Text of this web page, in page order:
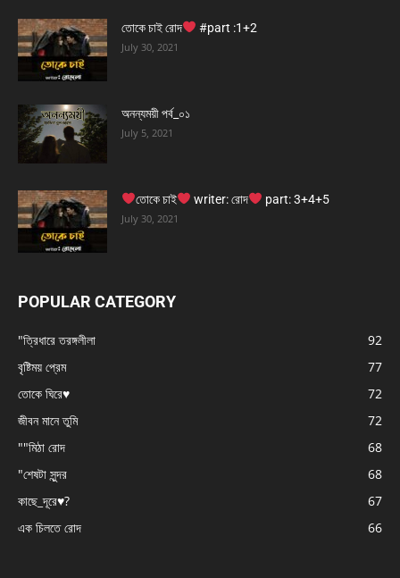
তোকে চাই রোদ #part :1+2
July 30, 2021
অনন্যময়ী পর্ব_০১
July 5, 2021
তোকে চাই writer: রোদ part: 3+4+5
July 30, 2021
POPULAR CATEGORY
"ত্রিধারে তরঙ্গলীলা
92
বৃষ্টিময় প্রেম
77
তোকে ঘিরে♥
72
জীবন মানে তুমি
72
""মিঠা রোদ
68
"শেষটা সুন্দর
68
কাছে_দূরে♥️?
67
এক চিলতে রোদ
66